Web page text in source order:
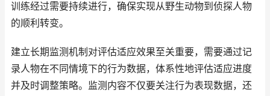
训练经过需要持续进行，确保实现从野生动物到侦探人物
的顺利转变。
建立长期监测机制对评估适应效果至关重要，需要通过记
录人物在不同情境下的行为数据，体系性地评估适应进度
并及时调整策略。监测内容不仅要关注行为表现数据，还